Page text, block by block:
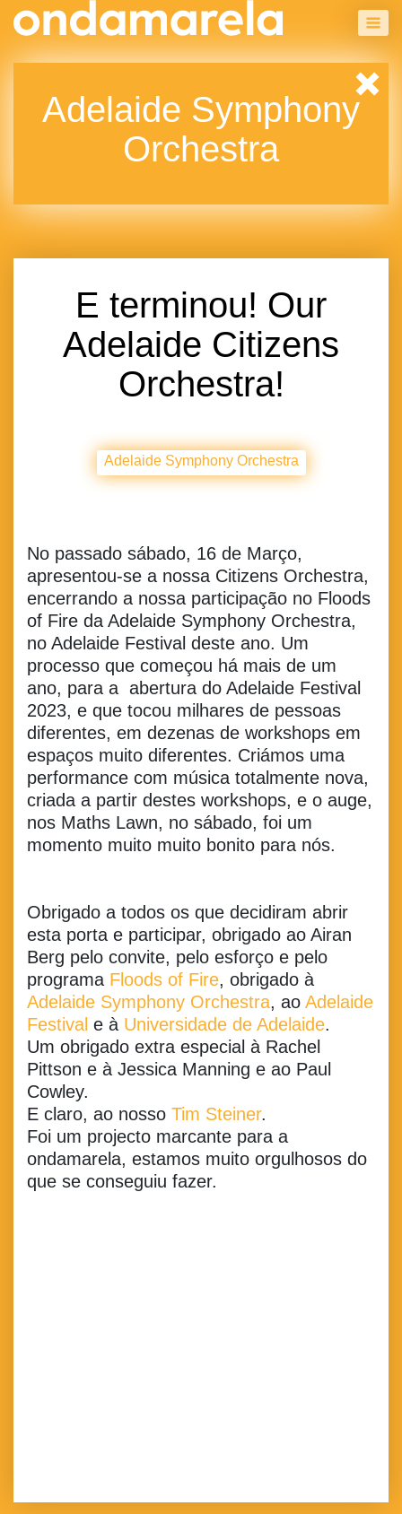
Adelaide Symphony
Orchestra
E terminou! Our
Adelaide Citizens
Orchestra!
Adelaide Symphony Orchestra
No passado sábado, 16 de Março,
apresentou-se a nossa Citizens Orchestra,
encerrando a nossa participação no Floods
of Fire da Adelaide Symphony Orchestra,
no Adelaide Festival deste ano. Um
processo que começou há mais de um
ano, para a abertura do Adelaide Festival
2023, e que tocou milhares de pessoas
diferentes, em dezenas de workshops em
espaços muito diferentes. Criámos uma
performance com música totalmente nova,
criada a partir destes workshops, e o auge,
nos Maths Lawn, no sábado, foi um
momento muito muito bonito para nós.
Obrigado a todos os que decidiram abrir
esta porta e participar, obrigado ao Airan
Berg pelo convite, pelo esforço e pelo
programa Floods of Fire, obrigado à
Adelaide Symphony Orchestra, ao Adelaide
Festival e à Universidade de Adelaide.
Um obrigado extra especial à Rachel
Pittson e à Jessica Manning e ao Paul
Cowley.
E claro, ao nosso Tim Steiner.
Foi um projecto marcante para a
ondamarela, estamos muito orgulhosos do
que se conseguiu fazer.